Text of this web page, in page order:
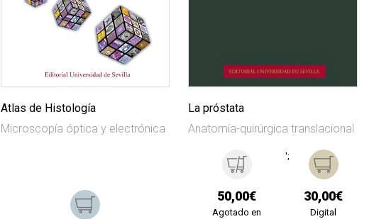
Atlas de Histología
Microscopía óptica y electrónica
La próstata
Anatomía-quirúrgica translacional
50,00€
Agotado en
';
30,00€
Digital